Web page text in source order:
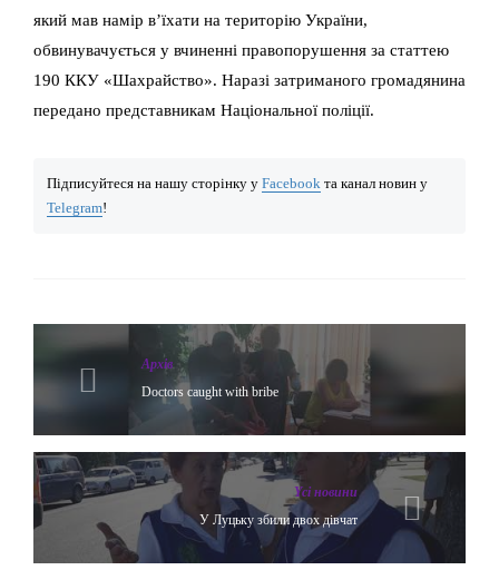
який мав намір в’їхати на територію України,
обвинувачується у вчиненні правопорушення за статтею
190 ККУ «Шахрайство». Наразі затриманого громадянина
передано представникам Національної поліції.
Підписуйтеся на нашу сторінку у Facebook та канал новин у
Telegram!
Архів
Doctors caught with bribe
Yсі новини
У Луцьку збили двох дівчат